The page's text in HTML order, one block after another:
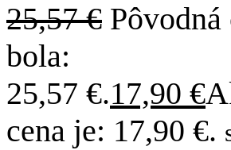
25,57€ Pôvodná
bola:
25,57 €.17,90 €
cena je: 17,90 €.